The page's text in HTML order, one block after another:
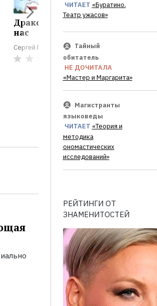
Драконы среди
нас
Сергей Георгиев
0
Елки-
ЧИТАЕТ «Буратино.
Театр ужасов»
Тайный
обитатель
НЕ ДОЧИТАЛА
«Мастер и Маргарита»
Магистранты
языковеды
ЧИТАЕТ «Теория и
методика
ономастических
исследований»
РЕЙТИНГИ ОТ
ЗНАМЕНИТОСТЕЙ